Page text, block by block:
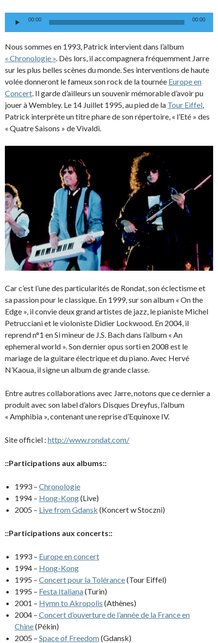
Lecteur00:00 00:00
Nous sommes en 1993, Patrick intervient dans l’album
« Chronologie ». Dès lors, il accompagnera fréquemment Jarre
sur les plus belles scènes du monde. Ses interventions de haute
volée donneront le fameux son rock de la tournée Europe en
Concert. Il garde d’ailleurs un souvenir mémorable d’avoir pu
jouer à Wembley. Le 14 Juillet 1995, au pied de la Tour Eiffel,
Patrick interprète un titre phare de son répertoire, « l’Eté » des
« Quatre Saisons » de Vivaldi.
Car c’est l’une des particularités de Rondat, son éclectisme et
sa passion pour le classique. En 1999, sur son album « On the
Edge », il convie deux grand artistes de jazz, le pianiste Michel
Petrucciani et le violoniste Didier Lockwood. En 2004, il
reprend n°1 en Si mineur de J.S. Bach dans l’album « An
ephemeral world ». Son dernier opus sorti en 2008 est le
mariage de la guitare électrique et du piano. Avec Hervé
N’Kaoua, il signe un album de grande classe.
Entre autres collaborations avec Jarre, notons que ce dernier a
produit avec son label d’alors Disques Dreyfus, l’album
« Amphibia », contenant une reprise d’Equinoxe IV.
Site officiel : http://www.rondat.com/
::Participations aux albums::
1993 – Chronologie
1994 – Hong-Kong(Live)
2005 – Live from Gdansk (Koncert w Stoczni)
::Participations aux concerts::
1993 – Europe en concert
1994 – Hong-Kong
1995 – Concert pour la Tolérance(Tour Eiffel)
1995 – Festa Italiana(Turin)
2001 – Hymn to Akropolis (Athènes)
2004 – Concert d’ouverture de l’année de la France en
Chine(Pékin)
2005 – Space of Freedom(Gdansk)